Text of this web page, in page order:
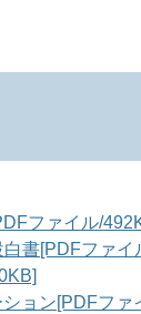
ファイル/
書[PDFファイ
ョン[PDFファ